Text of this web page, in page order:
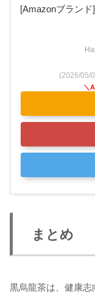
[Amazonブラン
(2026/05/
まとめ
黒烏龍茶は、健康